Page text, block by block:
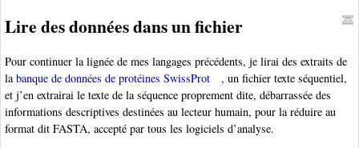
Lire des données dans un fichier
Pour continuer la lignée de mes langages précédents, je lirai des extraits de
labanque de données de protéines SwissProt
, un fichier texte séquentiel,
et j’en extrairai le texte de la séquence proprement dite, débarrassée des
informations descriptives destinées au lecteur humain, pour la réduire au
format dit FASTA, accepté par tous les logiciels d’analyse.